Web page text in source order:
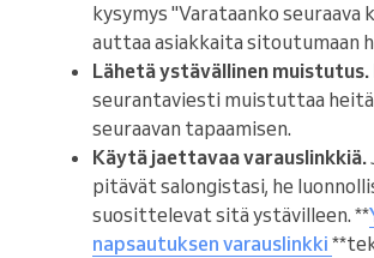
kysymys "Varataanko seuraava
auttaa asiakkaita sitoutumaan
Lähetä ystävällinen muistutus.
seurantaviesti muistuttaa heitä
seuraavan tapaamisen.
Käytä jaettavaa varauslinkkiä.
pitävät salongistasi, he
suosittelevat sitä ystävilleen. **
napsautuksen varauslinkki